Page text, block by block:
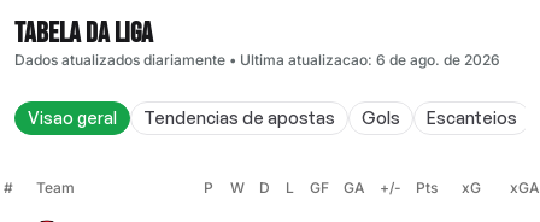
TABELA DA LIGA
Dados atualizados diariamente • Ultima atualizacao: 6 de ago. de 2026
Visao geral Tendencias de apostas Gols Escanteios
# Team P W D L GF GA +/- Pts xG xGA